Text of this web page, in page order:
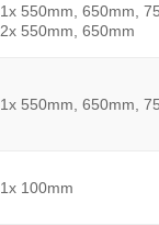
1x 550mm, 650mm,
2x 550mm, 650mm
1x 550mm, 650mm,
1x 100mm